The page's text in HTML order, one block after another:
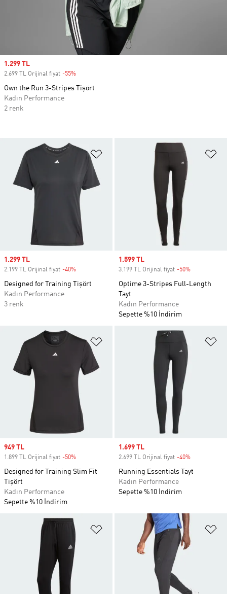
Favori Listesine Ekle
Sale price
1.299 TL
2.199 TL Orijinal fiyat -40%
Designed for Training Tişört
Kadın Performance
3 renk
Sale price
1.599 TL
3.199 TL Orijinal fiyat -50%
Optime 3-Stripes Full-Length
Tayt
Kadın Performance
Sepette %10 İndirim
Favori Listesine Ekle
Sale price
949 TL
1.899 TL Orijinal fiyat -50%
Designed for Training Slim Fit
Tişört
Kadın Performance
Sepette %10 İndirim
Sale price
1.699 TL
2.699 TL Orijinal fiyat -40%
Running Essentials Tayt
Kadın Performance
Sepette %10 İndirim
Favori Listesine Ekle
Sale price
1.299 TL
2.699 TL Orijinal fiyat -55%
Own the Run 3-Stripes Tişört
Kadın Performance
2 renk